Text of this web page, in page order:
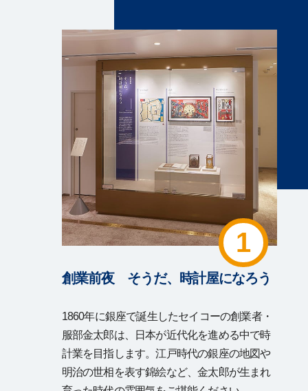
1
創業前夜 そうだ、時計屋になろう
1860年に銀座で誕生したセイコーの創業者・
服部金太郎は、日本が近代化を進める中で時
計業を目指します。江戸時代の銀座の地図や
明治の世相を表す錦絵など、金太郎が生まれ